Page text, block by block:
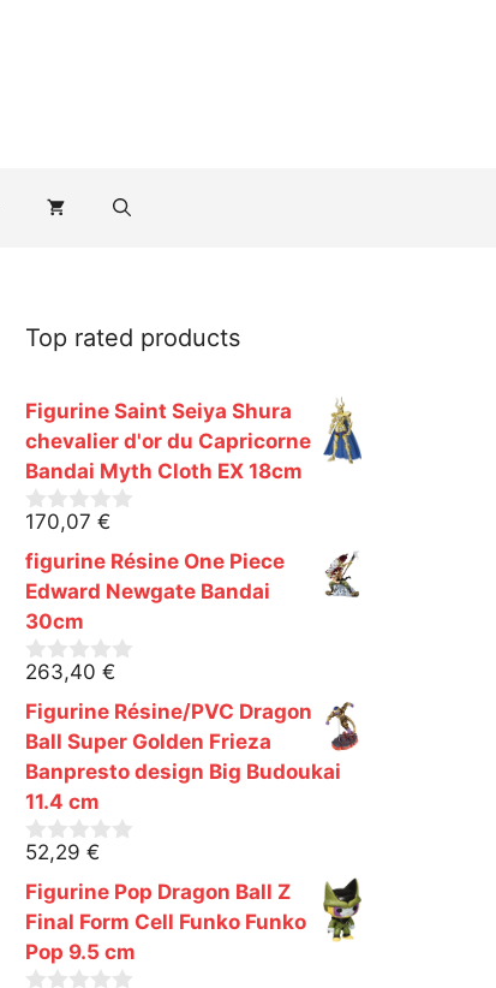
Top rated products
Figurine Saint Seiya Shura
chevalier d'or du Capricorne
Bandai Myth Cloth EX 18cm
0
s
u
r
5
170,07 €
figurine Résine One Piece
Edward Newgate Bandai
30cm
0
s
u
r
5
263,40 €
Figurine Résine/PVC Dragon
Ball Super Golden Frieza
Banpresto design Big Budoukai
11.4 cm
0
s
u
r
5
52,29 €
Figurine Pop Dragon Ball Z
Final Form Cell Funko Funko
Pop 9.5 cm